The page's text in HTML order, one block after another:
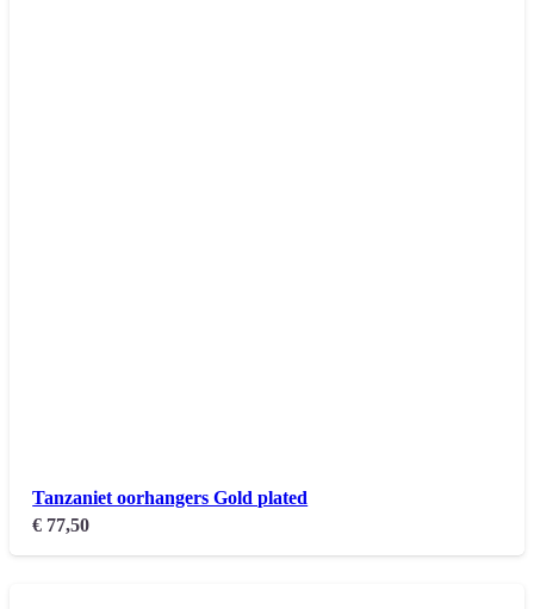
Tanzaniet oorhangers Gold plated
€ 77,50